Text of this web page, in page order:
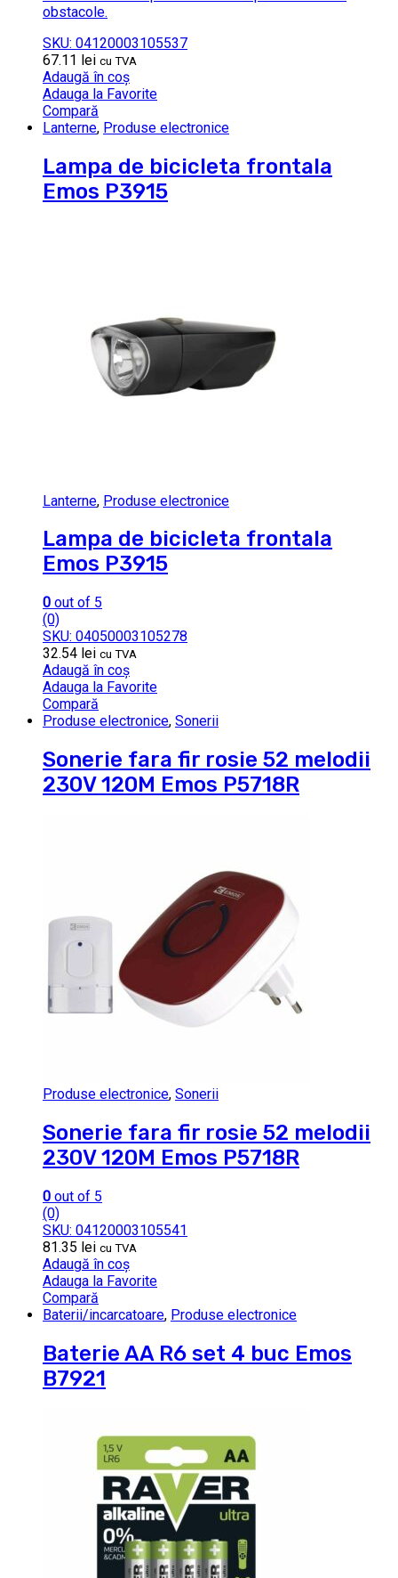
obstacole.
SKU: 04120003105537
67.11 lei cu TVA
Adaugă în coș
Adauga la Favorite
Compară
Lanterne, Produse electronice
Lampa de bicicleta frontala
Emos P3915
Lanterne, Produse electronice
Lampa de bicicleta frontala
Emos P3915
0 out of 5
(0)
SKU: 04050003105278
32.54 lei cu TVA
Adaugă în coș
Adauga la Favorite
Compară
Produse electronice, Sonerii
Sonerie fara fir rosie 52 melodii
230V 120M Emos P5718R
Produse electronice, Sonerii
Sonerie fara fir rosie 52 melodii
230V 120M Emos P5718R
0 out of 5
(0)
SKU: 04120003105541
81.35 lei cu TVA
Adaugă în coș
Adauga la Favorite
Compară
Baterii/incarcatoare, Produse electronice
Baterie AA R6 set 4 buc Emos
B7921